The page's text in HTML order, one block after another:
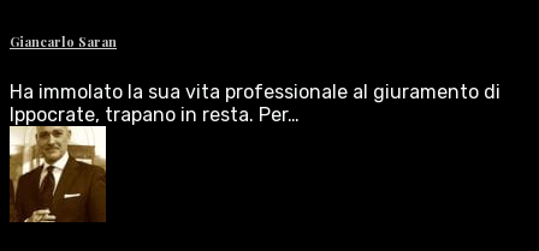
Giancarlo Saran
Ha immolato la sua vita professionale al giuramento di
Ippocrate, trapano in resta. Per…